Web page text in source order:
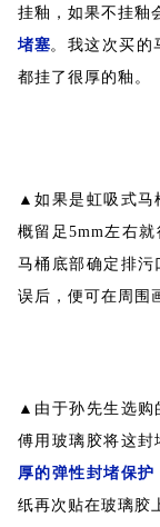
挂釉，如果不挂釉
堵塞。我这次买的
都挂了很厚的釉。
▲如果是虹吸式马
概留足5mm左右
马桶底部确定排污
误后，便可在周围
▲由于孙先生选购
傅用玻璃胶将这
厚的弹性封堵保护
纸再次贴在玻璃胶